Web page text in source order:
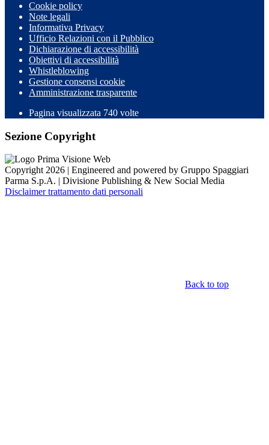
Cookie policy
Note legali
Informativa Privacy
Ufficio Relazioni con il Pubblico
Dichiarazione di accessibilità
Obiettivi di accessibilità
Whistleblowing
Gestione consensi cookie
Amministrazione trasparente
Pagina visualizzata 740 volte
Sezione Copyright
Copyright 2026 | Engineered and powered by Gruppo Spaggiari
Parma S.p.A. | Divisione Publishing & New Social Media
Disclaimer trattamento dati personali
Back to top